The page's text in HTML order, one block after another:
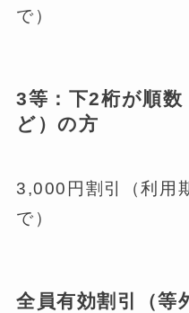
で）
3等：下2桁が順
ど）の方
3,000円割引（利用
で）
全員有効割引（等